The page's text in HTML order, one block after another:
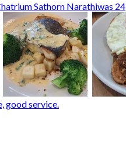
Sathorn Narathiwas 24
good service.